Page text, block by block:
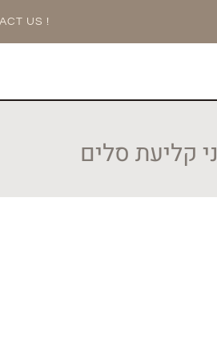
US !
קליעת סלים